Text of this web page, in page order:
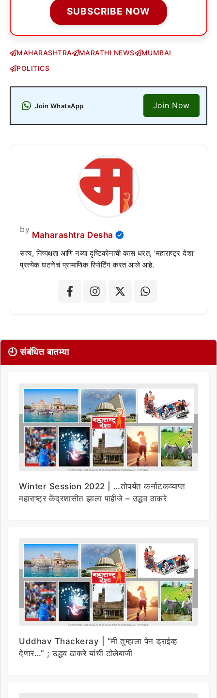
SUBSCRIBE NOW
MAHARASHTRA MARATHI NEWS
MUMBAI
POLITICS
Join WhatsApp Join Now
by
Maharashtra Desha
सत्य, निष्पक्षता आणि नव्या दृष्टिकोनाची कास धरत, 'महाराष्ट्र देशा'
प्रत्येक घटनेचं प्रामाणिक रिपोर्टिंग करत आले आहे.
🕘 संबंधित बातम्या
Winter Session 2022 | …तोपर्यंत कर्नाटकव्याप्त
महाराष्ट्र केंद्रशासीत झाला पाहीजे – उद्धव ठाकरे
Uddhav Thackeray | “मी तुम्हाला पेन ड्राईव्ह
देणार…” ; उद्धव ठाकरे यांची टोलेबाजी